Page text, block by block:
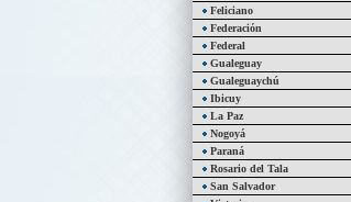
Feliciano
Federación
Federal
Gualeguay
Gualeguaychú
Ibicuy
La Paz
Nogoyá
Paraná
Rosario del Tala
San Salvador